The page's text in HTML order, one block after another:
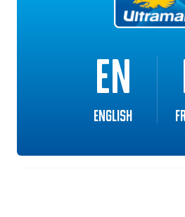
La méthode recommande
préférablement en matinée,
de rester aligné à l’ordre établi
exemple, si vous sautez
vous retrouvez à celle des
rendre le processus plus difficile
EN
English